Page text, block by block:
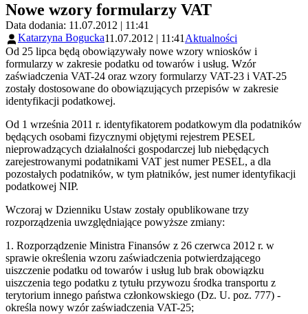
Nowe wzory formularzy VAT
Data dodania: 11.07.2012 | 11:41
Katarzyna Bogucka11.07.2012 | 11:41 Aktualności
Od 25 lipca będą obowiązywały nowe wzory wniosków i
formularzy w zakresie podatku od towarów i usług. Wzór
zaświadczenia VAT-24 oraz wzory formularzy VAT-23 i VAT-25
zostały dostosowane do obowiązujących przepisów w zakresie
identyfikacji podatkowej.
Od 1 września 2011 r. identyfikatorem podatkowym dla podatników
będących osobami fizycznymi objętymi rejestrem PESEL
nieprowadzących działalności gospodarczej lub niebędących
zarejestrowanymi podatnikami VAT jest numer PESEL, a dla
pozostałych podatników, w tym płatników, jest numer identyfikacji
podatkowej NIP.
Wczoraj w Dzienniku Ustaw zostały opublikowane trzy
rozporządzenia uwzględniające powyższe zmiany:
1. Rozporządzenie Ministra Finansów z 26 czerwca 2012 r. w
sprawie określenia wzoru zaświadczenia potwierdzającego
uiszczenie podatku od towarów i usług lub brak obowiązku
uiszczenia tego podatku z tytułu przywozu środka transportu z
terytorium innego państwa członkowskiego (Dz. U. poz. 777) -
określa nowy wzór zaświadczenia VAT-25;